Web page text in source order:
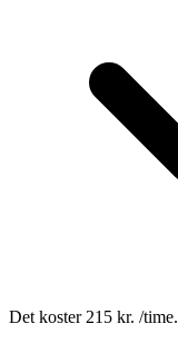
Det koster 215 kr. /time.